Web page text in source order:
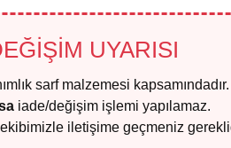
UYARISI
sarf malzemesi kapsamındadır.
iade/değişim işlemi yapılamaz.
iletişime geçmeniz